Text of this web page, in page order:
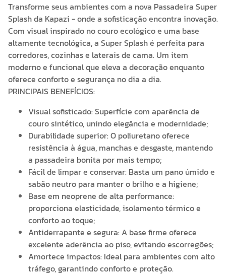
Transforme seus ambientes com a nova Passadeira Super
Splash da Kapazi - onde a sofisticação encontra inovação.
Com visual inspirado no couro ecológico e uma base
altamente tecnológica, a Super Splash é perfeita para
corredores, cozinhas e laterais de cama. Um item
moderno e funcional que eleva a decoração enquanto
oferece conforto e segurança no dia a dia.
PRINCIPAIS BENEFÍCIOS:
Visual sofisticado: Superfície com aparência de
couro sintético, unindo elegância e modernidade;
Durabilidade superior: O poliuretano oferece
resistência à água, manchas e desgaste, mantendo
a passadeira bonita por mais tempo;
Fácil de limpar e conservar: Basta um pano úmido e
sabão neutro para manter o brilho e a higiene;
Base em neoprene de alta performance:
proporciona elasticidade, isolamento térmico e
conforto ao toque;
Antiderrapante e segura: A base firme oferece
excelente aderência ao piso, evitando escorregões;
Amortece impactos: Ideal para ambientes com alto
tráfego, garantindo conforto e proteção.